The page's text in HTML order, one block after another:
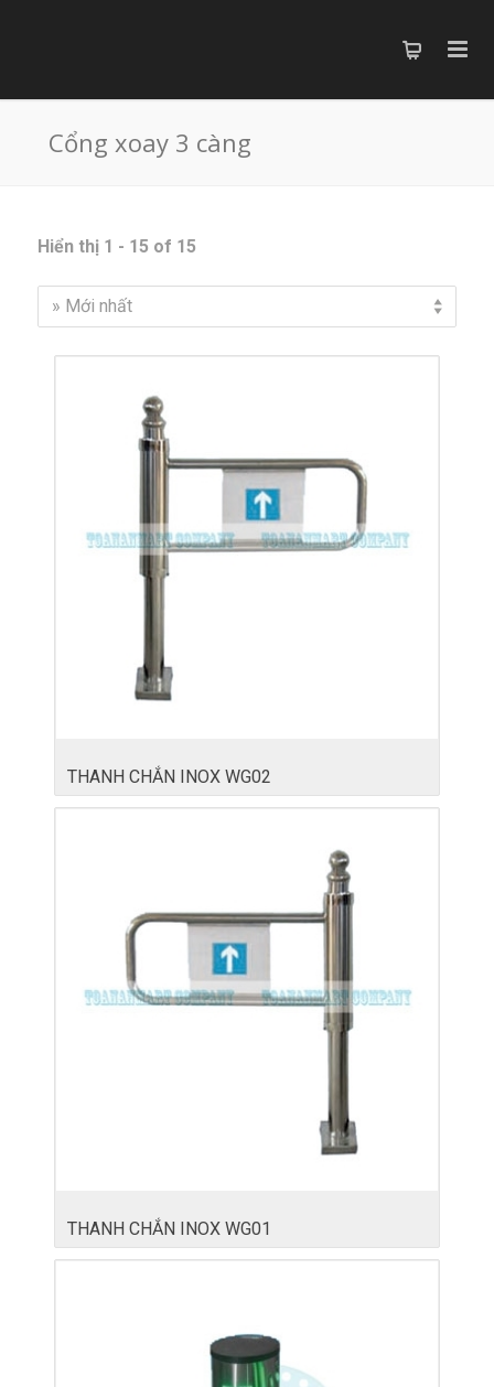
Cổng xoay 3 càng
Hiển thị 1 - 15 of 15
» Mới nhất
THANH CHẮN INOX WG02
THANH CHẮN INOX WG01